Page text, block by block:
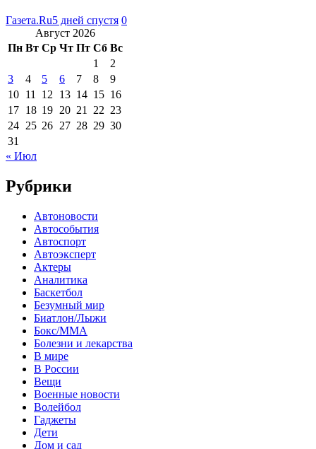
Газета.Ru5 дней спустя 0
Август 2026
Пн Вт Ср Чт Пт Сб Вс
1
2
3
4 5 6 7 8
9
10 11 12 13 14 15 16
17 18 19 20 21 22 23
24 25 26 27 28 29 30
31
« Июл
Рубрики
Автоновости
Автособытия
Автоспорт
Автоэксперт
Актеры
Аналитика
Баскетбол
Безумный мир
Биатлон/Лыжи
Бокс/MMA
Болезни и лекарства
В мире
В России
Вещи
Военные новости
Волейбол
Гаджеты
Дети
Дом и сад